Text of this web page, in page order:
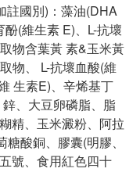
註國別)：藻油(DHA
(維生素 E)、L-抗壞
物含葉黃 素&玉米黃
物、 L-抗壞血酸(維
生素E)、辛烯基丁
、大豆卵磷脂、脂
精、玉米澱粉、阿拉
酸銅、膠囊(明膠、
號、食用紅色四十